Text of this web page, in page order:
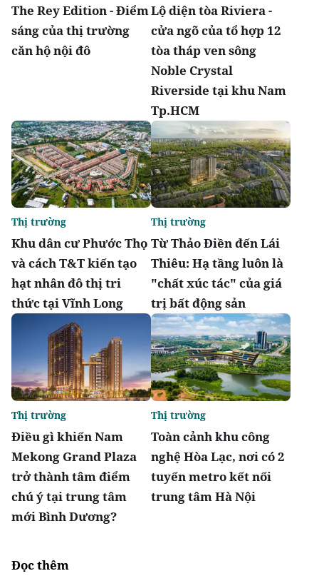
The Rey Edition - Điểm
sáng của thị trường
căn hộ nội đô
Lộ diện tòa Riviera -
cửa ngõ của tổ hợp 12
tòa tháp ven sông
Noble Crystal
Riverside tại khu Nam
Tp.HCM
Khu dân cư Phước Thọ
và cách T&T kiến tạo
hạt nhân đô thị tri
thức tại Vĩnh Long
Thị trường
Từ Thảo Điền đến Lái
Thiêu: Hạ tầng luôn là
"chất xúc tác" của giá
trị bất động sản
Thị trường
Điều gì khiến Nam
Mekong Grand Plaza
trở thành tâm điểm
chú ý tại trung tâm
mới Bình Dương?
Thị trường
Toàn cảnh khu công
nghệ Hòa Lạc, nơi có 2
tuyến metro kết nối
trung tâm Hà Nội
Thị trường
Đọc thêm